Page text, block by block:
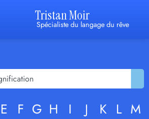
Tristan Moir
Spécialiste du langage du rêve
E F G H I J K L M